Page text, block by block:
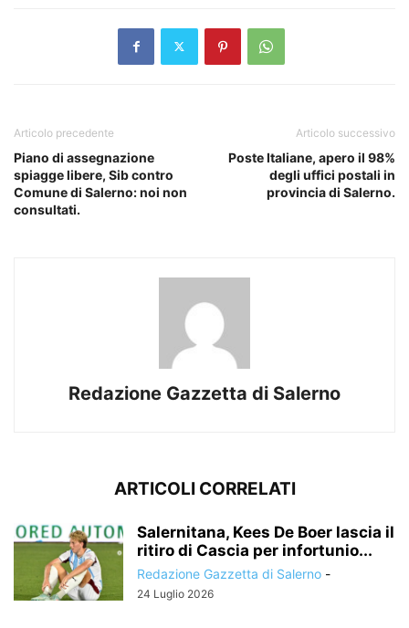
Articolo precedente
Piano di assegnazione
spiagge libere, Sib contro
Comune di Salerno: noi non
consultati.
Articolo successivo
Poste Italiane, apero il 98%
degli uffici postali in
provincia di Salerno.
Redazione Gazzetta di Salerno
ARTICOLI CORRELATI
Salernitana, Kees De Boer lascia il
ritiro di Cascia per infortunio...
Redazione Gazzetta di Salerno -
24 Luglio 2026